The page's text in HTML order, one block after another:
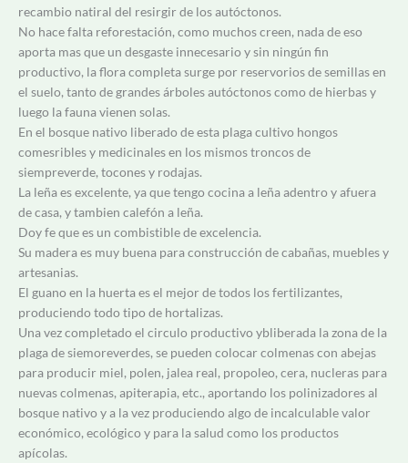
recambio natiral del resirgir de los autóctonos.
No hace falta reforestación, como muchos creen, nada de eso
aporta mas que un desgaste innecesario y sin ningún fin
productivo, la flora completa surge por reservorios de semillas en
el suelo, tanto de grandes árboles autóctonos como de hierbas y
luego la fauna vienen solas.
En el bosque nativo liberado de esta plaga cultivo hongos
comesribles y medicinales en los mismos troncos de
siempreverde, tocones y rodajas.
La leña es excelente, ya que tengo cocina a leña adentro y afuera
de casa, y tambien calefón a leña.
Doy fe que es un combistible de excelencia.
Su madera es muy buena para construcción de cabañas, muebles y
artesanias.
El guano en la huerta es el mejor de todos los fertilizantes,
produciendo todo tipo de hortalizas.
Una vez completado el circulo productivo ybliberada la zona de la
plaga de siemoreverdes, se pueden colocar colmenas con abejas
para producir miel, polen, jalea real, propoleo, cera, nucleras para
nuevas colmenas, apiterapia, etc., aportando los polinizadores al
bosque nativo y a la vez produciendo algo de incalculable valor
económico, ecológico y para la salud como los productos
apícolas.